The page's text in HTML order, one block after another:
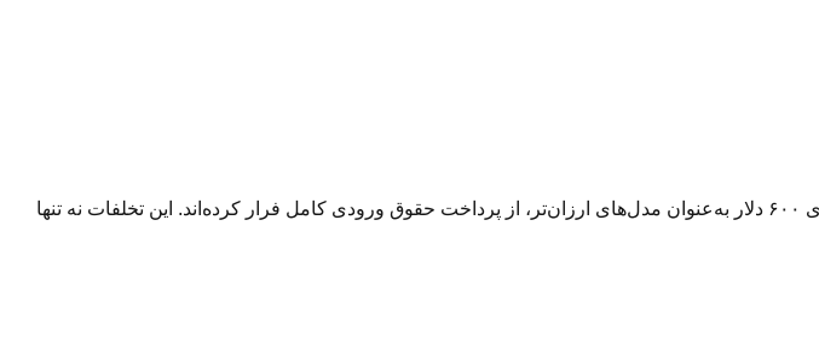
پرونده قاچاق موبایل‌های لوکس وارد مرحله تازه‌ای شده است. برخی واردکنندگان با ثبت گوشی‌های بالای ۶۰۰ دلار به‌عنوان مدل‌های ارزان‌تر، از پرداخت حقوق ورودی کامل فرار کرده‌اند. این تخلفات نه تنها